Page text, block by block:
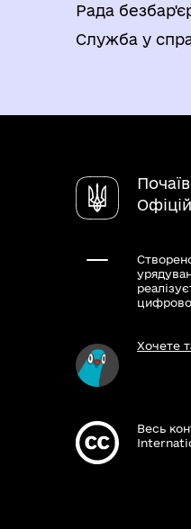
Рада
Служба у
Хочете
Весь